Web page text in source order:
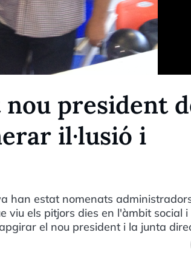
president
il·lusió i
han estat nomenats
viu els pitjors dies en l'àmbit social i
el nou president i la junta